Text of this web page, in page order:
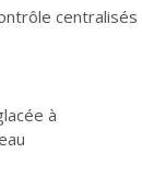
centralisés
à